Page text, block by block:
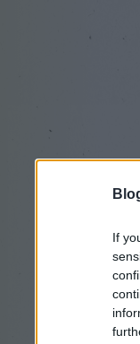
If